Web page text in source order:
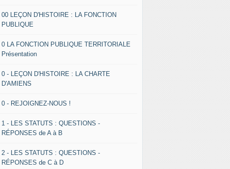
00 LEÇON D'HISTOIRE : LA FONCTION
PUBLIQUE
0 LA FONCTION PUBLIQUE TERRITORIALE
Présentation
0 - LEÇON D'HISTOIRE : LA CHARTE
D'AMIENS
0 - REJOIGNEZ-NOUS !
1 - LES STATUTS : QUESTIONS -
RÉPONSES de A à B
2 - LES STATUTS : QUESTIONS -
RÉPONSES de C à D